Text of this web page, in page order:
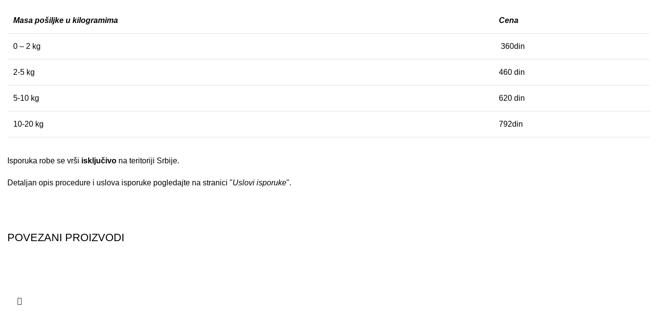
Masa pošiljke u kilogramima Cena
0 – 2 kg 360din
2-5 kg 460 din
5-10 kg 620 din
10-20 kg 792din
Isporuka robe se vrši isključivo na teritoriji Srbije.
Detaljan opis procedure i uslova isporuke pogledajte na stranici "Uslovi isporuke".
POVEZANI PROIZVODI